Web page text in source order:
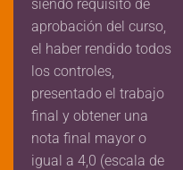
siendo requisito de
aprobación del curso,
el haber rendido todos
los controles,
presentado el trabajo
final y obtener una
nota final mayor o
igual a 4,0 (escala de